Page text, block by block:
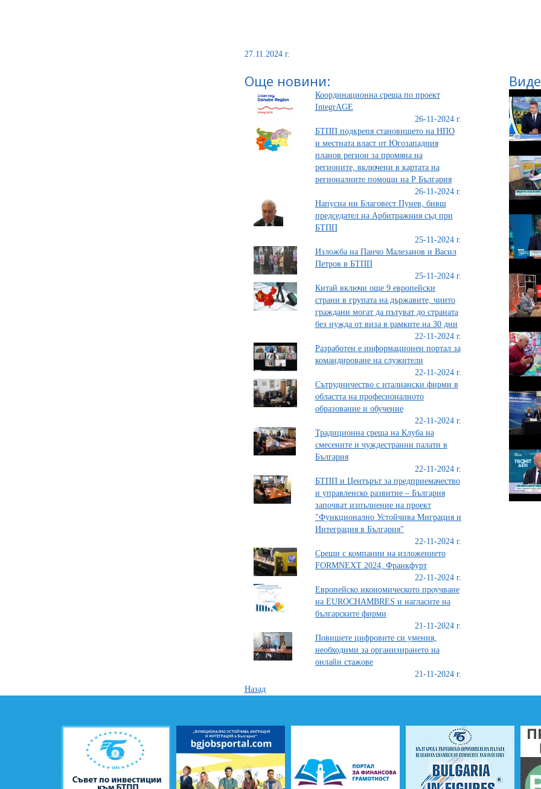
27.11.2024 г.
Още новини:
Координационна среща по проект
IntegrAGE
26-11-2024 г.
БТПП подкрепя становището на НПО
и местната власт от Югозападния
планов регион за промяна на
регионите, включени в картата на
регионалните помощи на Р България
26-11-2024 г.
Напусна ни Благовест Пунев, бивш
председател на Арбитражния съд при
БТПП
25-11-2024 г.
Изложба на Панчо Малезанов и Васил
Петров в БТПП
25-11-2024 г.
Китай включи още 9 европейски
страни в групата на държавите, чиито
граждани могат да пътуват до страната
без нужда от виза в рамките на 30 дни
22-11-2024 г.
Разработен е информационен портал за
командироване на служители
22-11-2024 г.
Сътрудничество с италиански фирми в
областта на професионалното
образование и обучение
22-11-2024 г.
Традиционна среща на Клуба на
смесените и чуждестранни палати в
България
22-11-2024 г.
БТПП и Центърът за предприемачество
и управленско развитие – България
започват изпълнение на проект
"Функционално Устойчива Миграция и
Интеграция в България"
22-11-2024 г.
Срещи с компании на изложението
FORMNEXT 2024, Франкфурт
22-11-2024 г.
Европейско икономическото проучване
на EUROCHAMBRES и нагласите на
българските фирми
21-11-2024 г.
Повишете цифровите си умения,
необходими за организирането на
онлайн стажове
21-11-2024 г.
Назад